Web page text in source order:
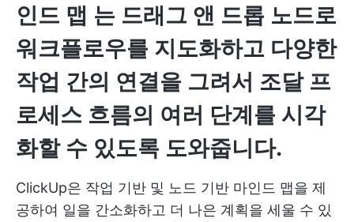
인드 맵 는 드래그 앤 드롭 노드로
워크플로우를 지도화하고 다양한
작업 간의 연결을 그려서 조달 프
로세스 흐름의 여러 단계를 시각
화할 수 있도록 도와줍니다.
ClickUp은 작업 기반 및 노드 기반 마인드 맵을 제
공하여 일을 간소화하고 더 나은 계획을 세울 수 있